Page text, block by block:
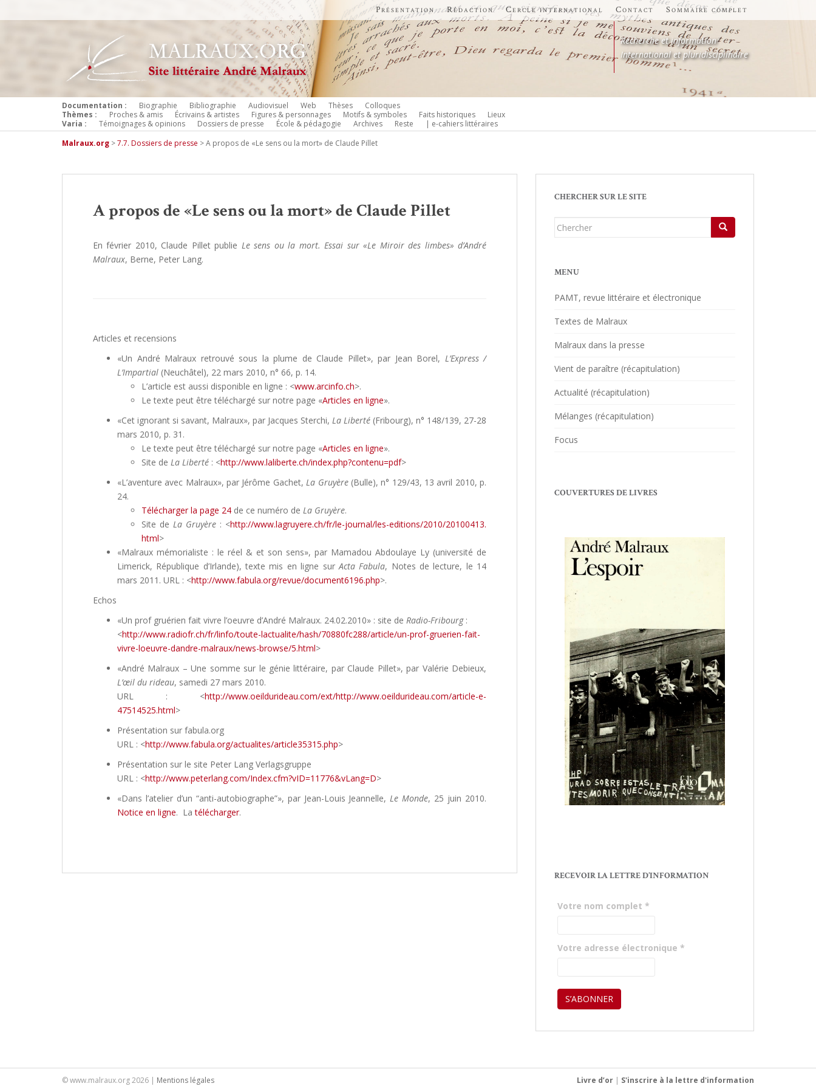
Présentation Rédaction Cercle international Contact Sommaire complet
Recherche et information
International et pluridisciplinaire
Documentation : Biographie Bibliographie Audiovisuel Web Thèses
Colloques
Thèmes :
Proches & amis Écrivains & artistes Figures & personnages Motifs & symboles Faits historiques
Lieux
Varia :
Témoignages & opinions Dossiers de presse École & pédagogie Archives Reste
| e-cahiers littéraires
Malraux.org >7.7. Dossiers de presse >A propos de «Le sens ou la mort» de Claude Pillet
A propos de «Le sens ou la mort» de Claude Pillet
En février 2010, Claude Pillet publie Le sens ou la mort. Essai sur «Le Miroir des limbes» d’André
Malraux, Berne, Peter Lang.
Articles et recensions
«Un André Malraux retrouvé sous la plume de Claude Pillet», par Jean Borel, L’Express /
L’Impartial (Neuchâtel), 22 mars 2010, n° 66, p. 14.
L’article est aussi disponible en ligne : <www.arcinfo.ch>.
Le texte peut être téléchargé sur notre page «Articles en ligne».
«Cet ignorant si savant, Malraux», par Jacques Sterchi, La Liberté (Fribourg), n° 148/139, 27-28
mars 2010, p. 31.
Le texte peut être téléchargé sur notre page «Articles en ligne».
Site de La Liberté : <http://www.laliberte.ch/index.php?contenu=pdf>
«L’aventure avec Malraux», par Jérôme Gachet,La Gruyère(Bulle), n° 129/43, 13 avril 2010, p.
24.
Télécharger la page 24 de ce numéro de La Gruyère.
Site de La Gruyère : <http://www.lagruyere.ch/fr/le-journal/les-editions/2010/20100413.
html>
«Malraux mémorialiste : le réel & et son sens», par Mamadou Abdoulaye Ly (université de
Limerick, République d’Irlande), texte mis en ligne surActa Fabula, Notes de lecture, le 14
mars 2011. URL : <http://www.fabula.org/revue/document6196.php>.
Echos
«Un prof gruérien fait vivre l’oeuvre d’André Malraux. 24.02.2010» : site de Radio-Fribourg:
<http://www.radiofr.ch/fr/linfo/toute-lactualite/hash/70880fc288/article/un-prof-gruerien-fait-
vivre-loeuvre-dandre-malraux/news-browse/5.html>
«André Malraux – Une somme sur le génie littéraire, par Claude Pillet», par Valérie Debieux,
L’œil du rideau, samedi 27 mars 2010.
URL : <http://www.oeildurideau.com/ext/http://www.oeildurideau.com/article-e-
47514525.html>
Présentation sur fabula.org
URL : <http://www.fabula.org/actualites/article35315.php>
Présentation sur le site Peter Lang Verlagsgruppe
URL : <http://www.peterlang.com/Index.cfm?vID=11776&vLang=D>
«Dans l’atelier d’un “anti-autobiographe”», par Jean-Louis Jeannelle,Le Monde, 25 juin 2010.
Notice en ligne. Latélécharger.
CHERCHER SUR LE SITE
Chercher...
MENU
PAMT, revue littéraire et électronique
Textes de Malraux
Malraux dans la presse
Vient de paraître (récapitulation)
Actualité (récapitulation)
Mélanges (récapitulation)
Focus
COUVERTURES DE LIVRES
RECEVOIR LA LETTRE D’INFORMATION
Votre nom complet *
Votre adresse électronique *
© www.malraux.org 2026 | Mentions légales Livre d’or | S'inscrire à la lettre d'information